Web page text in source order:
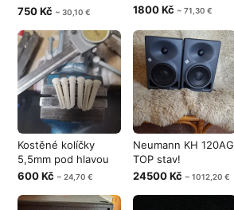
5,5mm
750 Kč ~ 30,10 €
1800 Kč ~ 71,30 €
Kostěné kolíčky
5,5mm pod hlavou
600 Kč ~ 24,70 €
Neumann KH 120AG
TOP stav!
24500 Kč ~ 1012,20 €